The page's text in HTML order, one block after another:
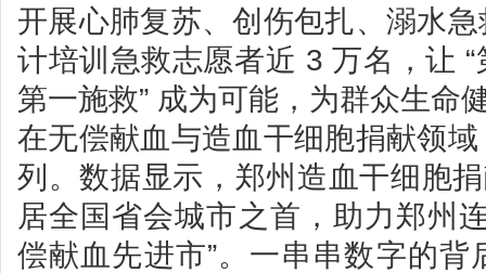
开展心肺复苏、创伤包扎、溺水
计培训急救志愿者近 3 万名，让
第一施救” 成为可能，为群众生命
在无偿献血与造血干细胞捐献领
列。数据显示，郑州造血干细胞
居全国省会城市之首，助力郑州
偿献血先进市”。一串串数字的